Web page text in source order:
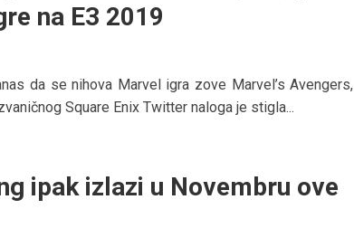
na E3 2019
da se nihova Marvel igra zove Marvel’s Avengers,
Square Enix Twitter naloga je stigla...
ipak izlazi u Novembru ove